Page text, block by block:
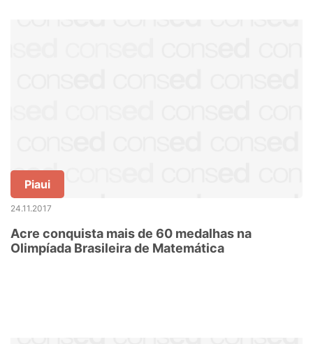
Piaui
24.11.2017
Acre conquista mais de 60 medalhas na
Olimpíada Brasileira de Matemática